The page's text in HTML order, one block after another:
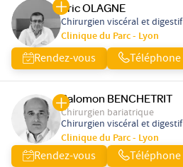
Eric OLAGNE
Chirurgien viscéral et digestif
Clinique du Parc - Lyon
Rendez-vous Téléphone
Salomon BENCHETRIT
Chirurgien bariatrique
Chirurgien viscéral et digestif
Clinique du Parc - Lyon
Rendez-vous Téléphone